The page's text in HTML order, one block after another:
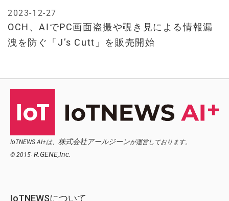
OCH、AIでPC画面盗撮や覗き見による情報漏
洩を防ぐ「J’s Cutt」を販売開始
2023-12-27
IoTNEWS AI+は、 株式会社アールジーンが運営しております。
© 2015- R.GENE,Inc.
IoTNEWSについて